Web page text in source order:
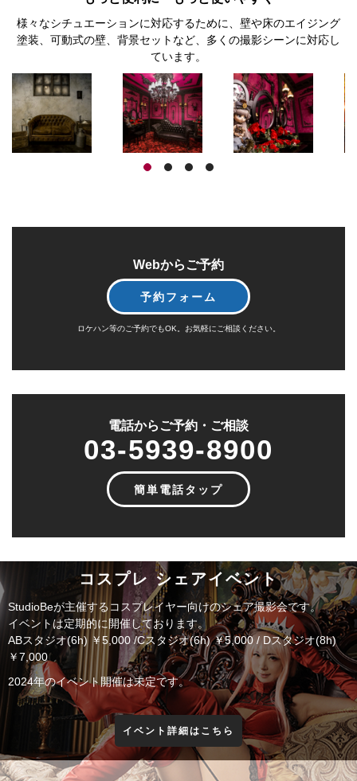
様々なシチュエーションに対応するために、壁や床のエイジング
塗装、可動式の壁、背景セットなど、多くの撮影シーンに対応し
ています。
Webからご予約
予約フォーム
ロケハン等のご予約でもOK。お気軽にご相談ください。
電話からご予約・ご相談
03-5939-8900
簡単電話タップ
コスプレ シェアイベント
StudioBeが主催するコスプレイヤー向けのシェア撮影会です。
イベントは定期的に開催しております。
ABスタジオ(6h) ￥5,000 /Cスタジオ(6h) ￥5,000 / Dスタジオ(8h)
￥7,000
2024年のイベント開催は未定です。
イベント詳細はこちら